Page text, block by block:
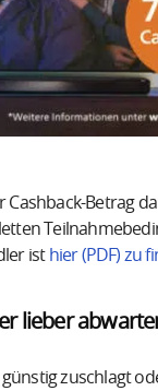
Cashback-Betrag
ist hier (PDF) zu
lieber
zuschlagt